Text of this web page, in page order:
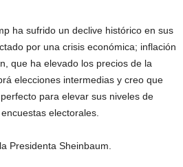
ha sufrido un declive histórico en sus
por una crisis económica; inflación
que ha elevado los precios de la
elecciones intermedias y creo que
para elevar sus niveles de
electorales.
Presidenta Sheinbaum.